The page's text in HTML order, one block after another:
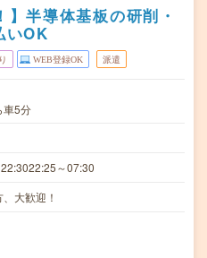
】半導体基板の研削・
いOK
WEB登録OK 派遣
車5分
～07:30
大歓迎！